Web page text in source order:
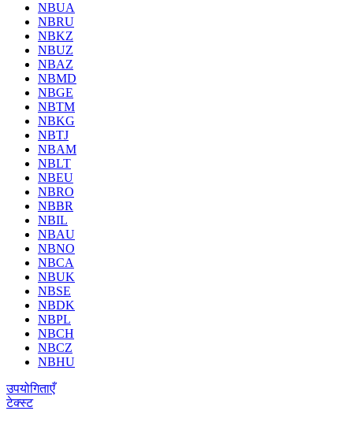
NBUA
NBRU
NBKZ
NBUZ
NBAZ
NBMD
NBGE
NBTM
NBKG
NBTJ
NBAM
NBLT
NBEU
NBRO
NBBR
NBIL
NBAU
NBNO
NBCA
NBUK
NBSE
NBDK
NBPL
NBCH
NBCZ
NBHU
उपयोगिताएँ
टेक्स्ट